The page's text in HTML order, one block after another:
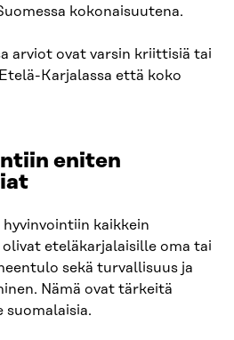
kokonaisuutena.​
arviot ovat varsin kriittisiä tai
Karjalassa että koko
eniten
hyvinvointiin kaikkein
eteläkarjalaisille oma tai
sekä turvallisuus ja
Nämä ovat tärkeitä